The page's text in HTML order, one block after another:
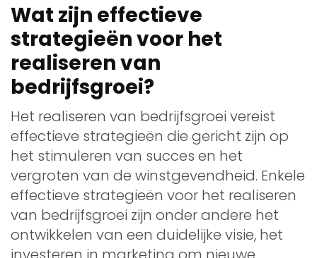
Wat zijn effectieve
strategieën voor het
realiseren van
bedrijfsgroei?
Het realiseren van bedrijfsgroei vereist
effectieve strategieën die gericht zijn op
het stimuleren van succes en het
vergroten van de winstgevendheid. Enkele
effectieve strategieën voor het realiseren
van bedrijfsgroei zijn onder andere het
ontwikkelen van een duidelijke visie, het